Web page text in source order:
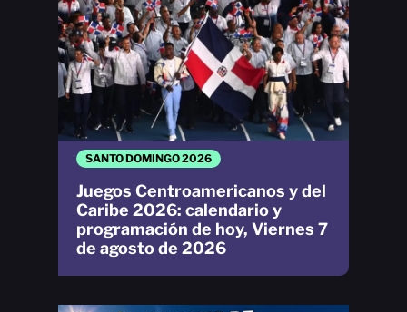
SANTO DOMINGO 2026
Juegos Centroamericanos y del
Caribe 2026: calendario y
programación de hoy, Viernes 7
de agosto de 2026